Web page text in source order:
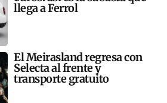
llega a Ferrol
El Meirasland regresa con
Selecta al frente y
transporte gratuito